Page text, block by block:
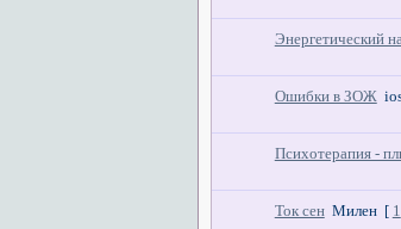
Энергетический
Ошибки в ЗОЖ
Психотерапия -
Ток сен Милен [ 1